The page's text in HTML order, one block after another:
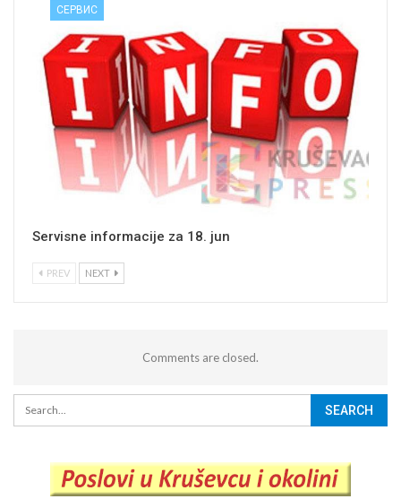
СЕРВИС
Servisne informacije za 18. jun
PREV NEXT
Comments are closed.